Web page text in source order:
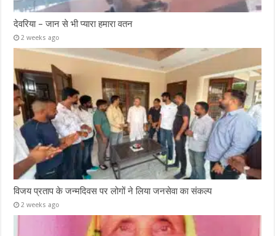
देवरिया – जान से भी प्यारा हमारा वतन
2 weeks ago
विजय प्रताप के जन्मदिवस पर लोगों ने लिया जनसेवा का संकल्प
2 weeks ago